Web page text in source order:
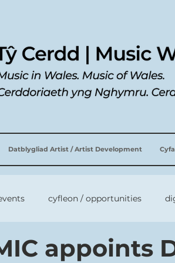
Datblygliad Artist / Artist Development
cyfleon / opportunities
appoints